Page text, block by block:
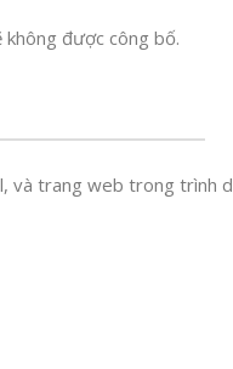
được công bố.
và trang web trong trình